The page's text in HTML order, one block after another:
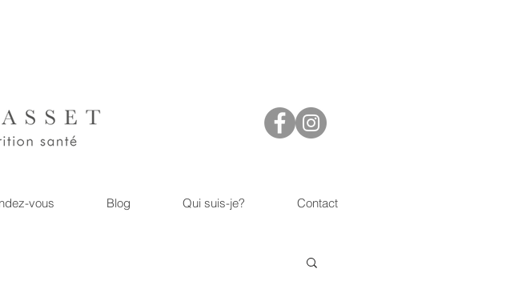
vous Blog Qui suis-je? Contact